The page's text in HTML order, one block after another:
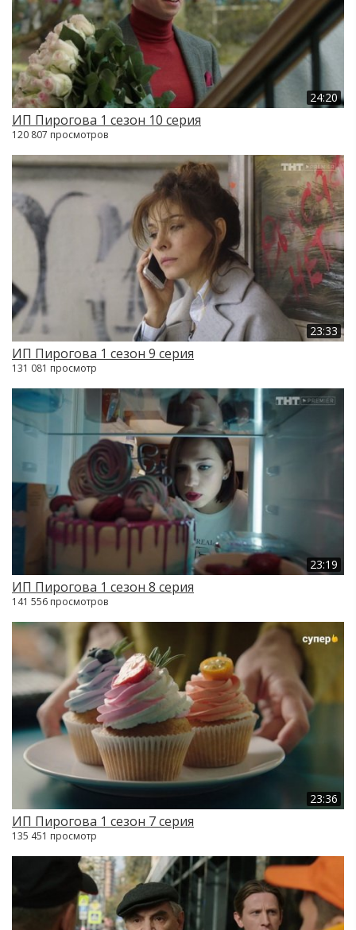
24:20
ИП Пирогова 1 сезон 10 серия
120 807 просмотров
23:33
ИП Пирогова 1 сезон 9 серия
131 081 просмотр
23:19
ИП Пирогова 1 сезон 8 серия
141 556 просмотров
23:36
ИП Пирогова 1 сезон 7 серия
135 451 просмотр